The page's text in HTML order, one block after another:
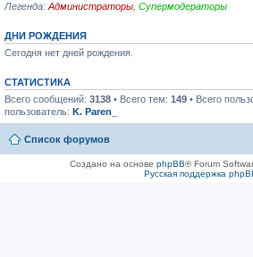
Легенда: Администраторы Супермодераторы
ДНИ РОЖДЕНИЯ
Сегодня нет дней рождения.
СТАТИСТИКА
Всего сообщений: 3138 • Всего тем: 149 • Всего
пользователь: K. Paren_
Список форумов
Создано на основе phpBB® Forum
Русская поддержка